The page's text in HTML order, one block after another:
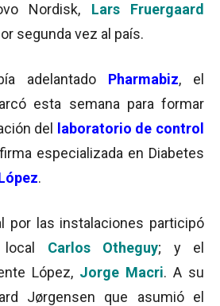
Nordisk, Lars Fruergaard
segunda vez al país.
adelantado Pharmabiz, el
esta semana para formar
del
laboratorio de control
especializada en Diabetes
.
por las instalaciones participó
local Carlos Otheguy; y el
López, Jorge Macri. A su
Jørgensen que asumió el